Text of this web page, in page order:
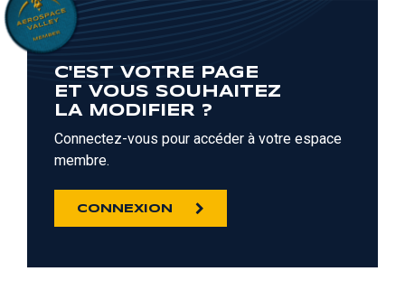
C'EST VOTRE PAGE
ET VOUS SOUHAITEZ
LA MODIFIER ?
Connectez-vous pour accéder à votre espace
membre.
CONNEXION